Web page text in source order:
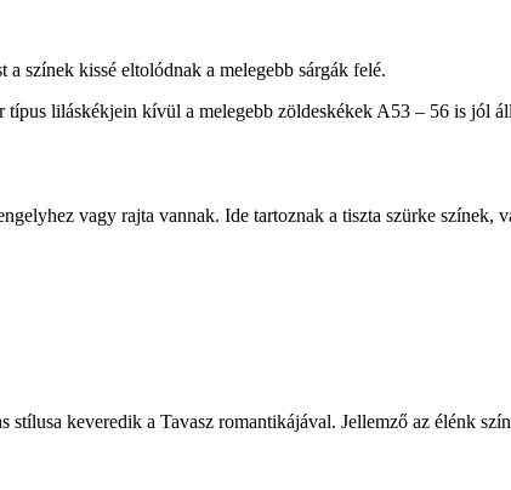
színek kissé eltolódnak a melegebb sárgák felé.
liláskékjein kívül a melegebb zöldeskékek A53 – 56 is jól
vagy rajta vannak. Ide tartoznak a tiszta szürke színek,
stílusa keveredik a Tavasz romantikájával. Jellemző az élénk